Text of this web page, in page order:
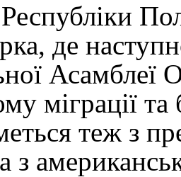
де
міграції
теж з
з